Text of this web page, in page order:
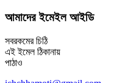
আমাদের ইমেইল আইডি
সবরকমের চিঠি
এই ইমেল ঠিকানায়
পাঠাও